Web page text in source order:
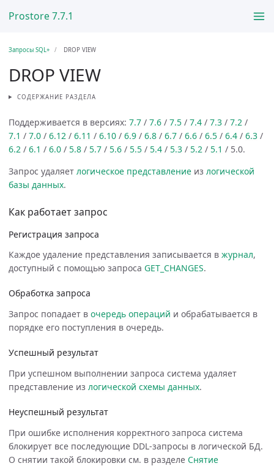
Prostore 7.7.1
Запросы SQL+ DROP VIEW
DROP VIEW
СОДЕРЖАНИЕ РАЗДЕЛА
Поддерживается в версиях: 7.7 / 7.6 / 7.5 / 7.4 / 7.3 / 7.2 /
7.1 / 7.0 / 6.12 / 6.11 / 6.10 / 6.9 / 6.8 / 6.7 / 6.6 / 6.5 / 6.4 / 6.3 /
6.2 / 6.1 / 6.0 / 5.8 / 5.7 / 5.6 / 5.5 / 5.4 / 5.3 / 5.2 / 5.1 / 5.0.
Запрос удаляет логическое представление из логической
базы данных.
Как работает запрос
Регистрация запроса
Каждое удаление представления записывается в журнал,
доступный с помощью запроса GET_CHANGES.
Обработка запроса
Запрос попадает в очередь операций и обрабатывается в
порядке его поступления в очередь.
Успешный результат
При успешном выполнении запроса система удаляет
представление из логической схемы данных.
Неуспешный результат
При ошибке исполнения корректного запроса система
блокирует все последующие DDL-запросы в логической БД.
О снятии такой блокировки см. в разделе Снятие